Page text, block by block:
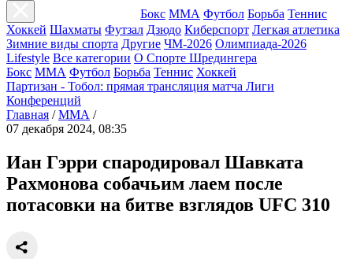
Бокс ММА Футбол Борьба Теннис
Хоккей Шахматы Футзал Дзюдо Киберспорт Легкая атлетика
Зимние виды спорта Другие ЧМ-2026 Олимпиада-2026
Lifestyle Все категории О Спорте Шредингера
Бокс ММА Футбол Борьба Теннис Хоккей
Партизан - Тобол: прямая трансляция матча Лиги
Конференций
Главная / ММА /
07 декабря 2024, 08:35
Иан Гэрри спародировал Шавката
Рахмонова собачьим лаем после
потасовки на битве взглядов UFC 310